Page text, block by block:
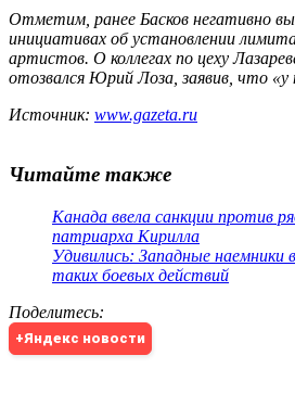
Отметим, ранее Басков негативно
инициативах об установлении
артистов. О коллегах по цеху
отозвался Юрий Лоза, заявив, что
Источник: www.gazeta.ru
Читайте также
Канада ввела санкции против
патриарха Кирилла
Удивились: Западные наемники
таких боевых действий
Поделитесь:
+Яндекс новости